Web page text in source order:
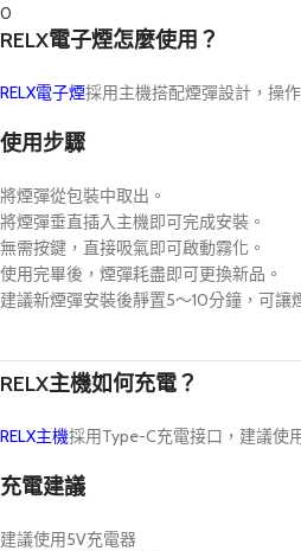
0
RELX電子煙怎麼使用？
RELX電子煙採用主機搭配煙彈設計，操
使用步驟
將煙彈從包裝中取出。
將煙彈垂直插入主機即可完成安裝。
無需按鍵，直接吸氣即可啟動霧化。
使用完畢後，煙彈耗盡即可更換新品。
建議新煙彈安裝後靜置5～10分鐘，可讓
RELX主機如何充電？
RELX主機採用Type-C充電接口，建議使
充電建議
建議使用5V充電器